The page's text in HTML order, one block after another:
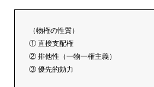
（物権の性質）
① 直接支配権
② 排他性（一物一権主義）
③ 優先的効力